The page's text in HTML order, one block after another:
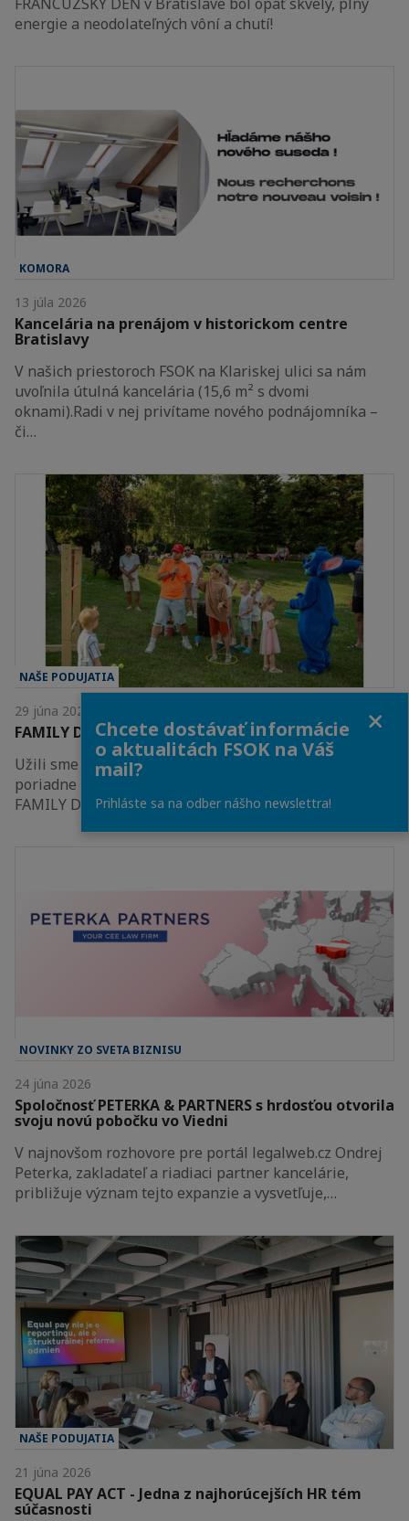
energie a neodolateľných vôní a chutí!
KOMORA
13 júla 2026
Kancelária na prenájom v historickom centre
Bratislavy
V našich priestoroch FSOK na Klariskej ulici sa nám
uvoľnila útulná kancelária (15,6 m² s dvomi
oknami).Radi v nej privítame nového podnájomníka –
či…
NAŠE PODUJATIA
29 júna 2026
FAMILY DAY 2026 bol opäť skvelý!
Užili sme si to naplno!Áno, v sobotu 20. 6. bolo
poriadne horúco. To nám však nezabránilo užiť si
FAMILY DAY 2026 so všetkým, čo k nemu patrí –…
NOVINKY ZO SVETA BIZNISU
24 júna 2026
Spoločnosť PETERKA & PARTNERS s hrdosťou otvorila
svoju novú pobočku vo Viedni
V najnovšom rozhovore pre portál legalweb.cz Ondrej
Peterka, zakladateľ a riadiaci partner kancelárie,
približuje význam tejto expanzie a vysvetľuje,…
NAŠE PODUJATIA
21 júna 2026
EQUAL PAY ACT - Jedna z najhorúcejších HR tém
súčasnosti
Chcete dostávať informácie
o aktualitách FSOK na Váš
mail?
Prihláste sa na odber nášho newslettra!